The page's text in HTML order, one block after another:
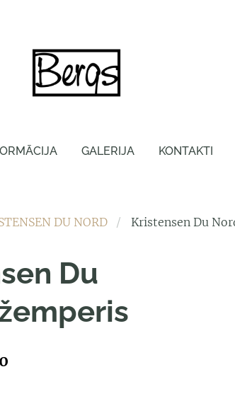
GALERIJA KONTAKTI
DU NORD Kristensen Du
Du